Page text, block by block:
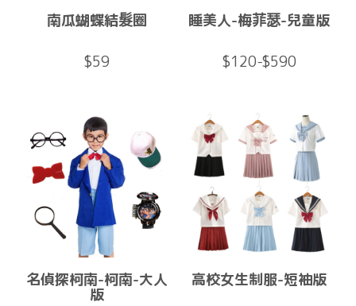
南瓜蝴蝶結髮圈
$59
睡美人-梅菲瑟-兒童版
$120-$590
名偵探柯南-柯南-大人
版
高校女生制服-短袖版